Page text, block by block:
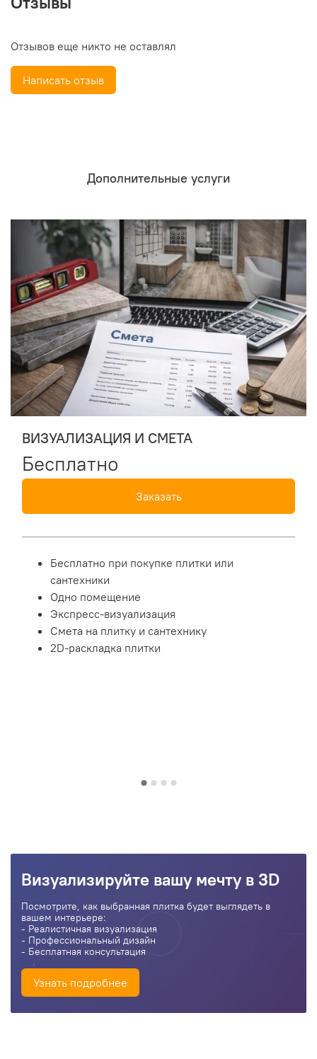
Отзывов еще никто не оставлял
Написать отзыв
Дополнительные услуги
ВИЗУАЛИЗАЦИЯ И СМЕТА
Бесплатно
Заказать
Бесплатно при покупке плитки или
сантехники
Одно помещение
Экспресс-визуализация
Смета на плитку и сантехнику
2D-раскладка плитки
Визуализируйте вашу мечту в 3D
Посмотрите, как выбранная плитка будет выглядеть в
вашем интерьере:
- Реалистичная визуализация
- Профессиональный дизайн
- Бесплатная консультация
Узнать подробнее